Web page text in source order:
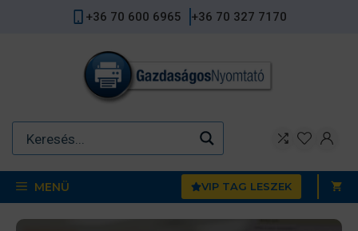
+36 70 600 6965 +36 70 327 7170
MENÜ VIP TAG LESZEK